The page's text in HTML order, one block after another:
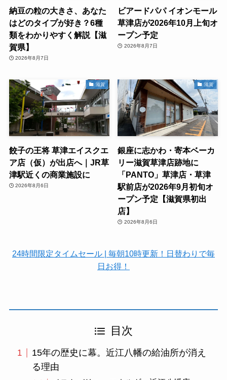
納豆の粒の大きさ、あなた
はどのタイプが好き？6種
類をわかりやすく解説【滋
賀県】
2026年8月7日
ビアードパパ イオンモール
草津店が2026年10月上旬オ
ープン予定
2026年8月7日
滋賀
餃子の王将 草津エイスクエ
ア店（仮）が出店へ｜JR草
津駅近くの商業施設に
2026年8月6日
滋賀
銀座に志かわ・寄本ベーカ
リー滋賀草津店跡地に
「PANTO」草津店・草津
駅前店が2026年9月初旬オ
ープン予定【滋賀県初出
店】
2026年8月6日
24時間限定タイムセール | 毎朝10時更新！日替わりで毎
日お得！
目次
15年の歴史に幕。近江八幡の給油所が消え
る理由